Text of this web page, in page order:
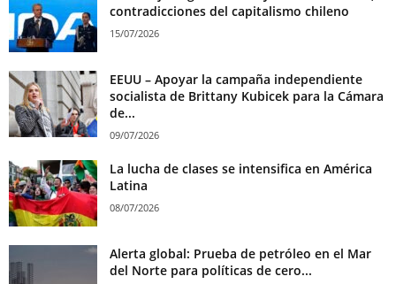
contradicciones del capitalismo chileno
15/07/2026
EEUU – Apoyar la campaña independiente
socialista de Brittany Kubicek para la Cámara
de...
09/07/2026
La lucha de clases se intensifica en América
Latina
08/07/2026
Alerta global: Prueba de petróleo en el Mar
del Norte para políticas de cero...